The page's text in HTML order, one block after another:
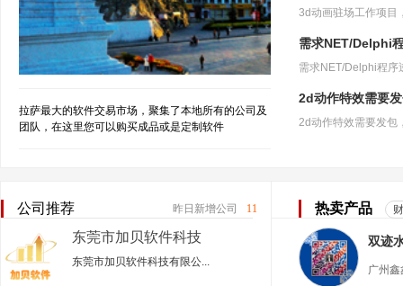
拉萨最大的软件交易市场，聚集了本地所有的公司及
团队，在这里您可以购买成品或是定制软件
需求NET/Delphi
2d动作特效需要
公司推荐 昨日新增公司 11
东莞市加贝软件科技
东莞市加贝软件科技有限公...
热卖产品